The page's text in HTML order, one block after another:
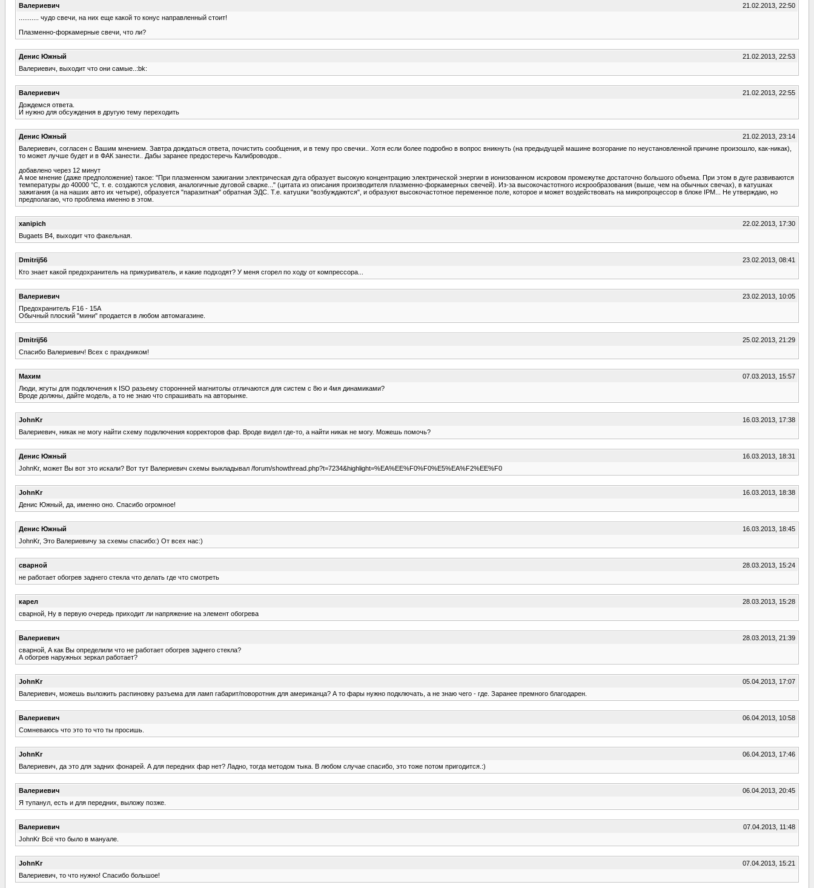
Валериевич
21.02.2013, 22:50
........... чудо свечи, на них еще какой то конус направленный стоит!
Плазменно-форкамерные свечи, что ли?
Денис Южный
21.02.2013, 22:53
Валериевич, выходит что они самые..:bk:
Валериевич
21.02.2013, 22:55
Дождемся ответа.
И нужно для обсуждения в другую тему переходить
Денис Южный
21.02.2013, 23:14
Валериевич, согласен с Вашим мнением. Завтра дождаться ответа, почистить сообщения, и в тему про свечки.. Хотя если более подробно в вопрос вникнуть (на предыдущей машине возгорание по неустановленной причине произошло, как-никак),
то может лучше будет и в ФАК занести.. Дабы заранее предостеречь Калиброводов..
добавлено через 12 минут
А мое мнение (даже предположение) такое: "При плазменном зажигании электрическая дуга образует высокую концентрацию электрической энергии в ионизованном искровом промежутке достаточно большого объема. При этом в дуге развиваются
температуры до 40000 °C, т. е. создаются условия, аналогичные дуговой сварке..." (цитата из описания производителя плазменно-форкамерных свечей). Из-за высокочастотного искрообразования (выше, чем на обычных свечах), в катушках
зажигания (а на наших авто их четыре), образуется "паразитная" обратная ЭДС. Т.е. катушки "возбуждаются", и образуют высокочастотное переменное поле, которое и может воздействовать на микропроцессор в блоке IPM... Не утверждаю, но
предполагаю, что проблема именно в этом.
xanipich
22.02.2013, 17:30
Bugaets B4, выходит что факельная.
Dmitrij56
23.02.2013, 08:41
Кто знает какой предохранитель на прикуриватель, и какие подходят? У меня сгорел по ходу от компрессора...
Валериевич
23.02.2013, 10:05
Предохранитель F16 - 15А
Обычный плоский "мини" продается в любом автомагазине.
Dmitrij56
25.02.2013, 21:29
Спасибо Валериевич! Всех с прахдником!
Махим
07.03.2013, 15:57
Люди, жгуты для подключения к ISO разьему стороннней магнитолы отличаются для систем с 8ю и 4мя динамиками?
Вроде должны, дайте модель, а то не знаю что спрашивать на авторынке.
JohnKr
16.03.2013, 17:38
Валериевич, никак не могу найти схему подключения корректоров фар. Вроде видел где-то, а найти никак не могу. Можешь помочь?
Денис Южный
16.03.2013, 18:31
JohnKr, может Вы вот это искали? Вот тут Валериевич схемы выкладывал /forum/showthread.php?t=7234&highlight=%EA%EE%F0%F0%E5%EA%F2%EE%F0
JohnKr
16.03.2013, 18:38
Денис Южный, да, именно оно. Спасибо огромное!
Денис Южный
16.03.2013, 18:45
JohnKr, Это Валериевичу за схемы спасибо:) От всех нас:)
сварной
28.03.2013, 15:24
не работает обогрев заднего стекла что делать где что смотреть
карел
28.03.2013, 15:28
сварной, Ну в первую очередь приходит ли напряжение на элемент обогрева
Валериевич
28.03.2013, 21:39
сварной, А как Вы определили что не работает обогрев заднего стекла?
А обогрев наружных зеркал работает?
JohnKr
05.04.2013, 17:07
Валериевич, можешь выложить распиновку разъема для ламп габарит/поворотник для американца? А то фары нужно подключать, а не знаю чего - где. Заранее премного благодарен.
Валериевич
06.04.2013, 10:58
Сомневаюсь что это то что ты просишь.
JohnKr
06.04.2013, 17:46
Валериевич, да это для задних фонарей. А для передних фар нет? Ладно, тогда методом тыка. В любом случае спасибо, это тоже потом пригодится.:)
Валериевич
06.04.2013, 20:45
Я тупанул, есть и для передних, выложу позже.
Валериевич
07.04.2013, 11:48
JohnKr Всё что было в мануале.
JohnKr
07.04.2013, 15:21
Валериевич, то что нужно! Спасибо большое!